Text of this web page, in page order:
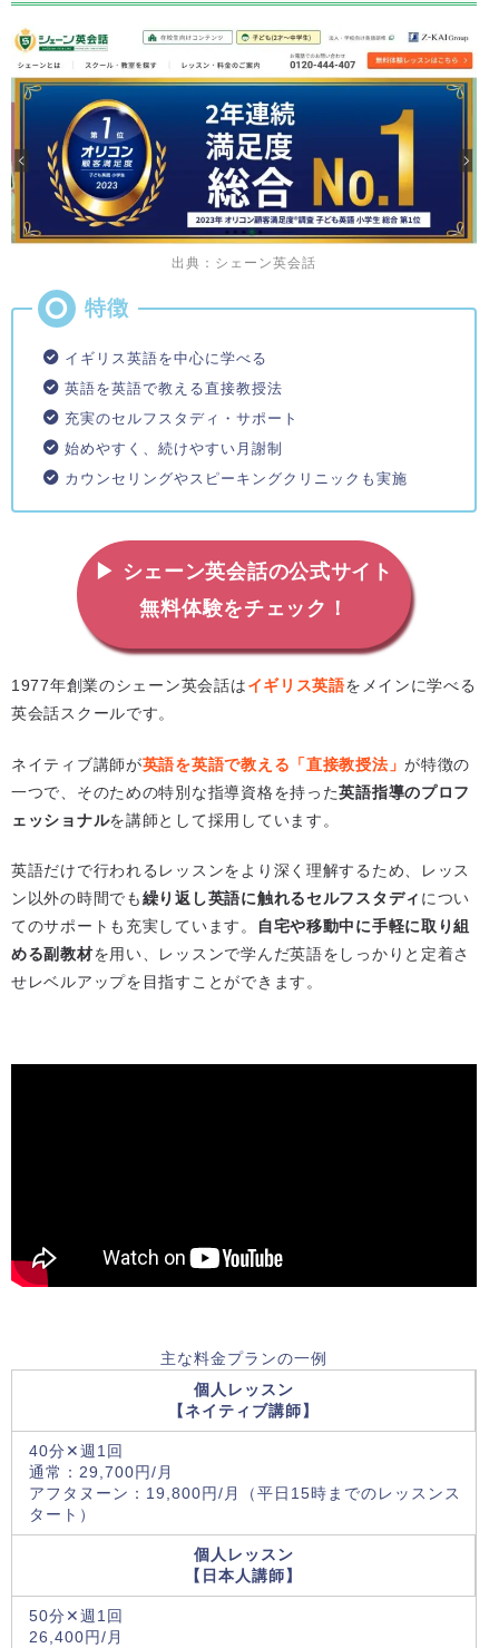
出典：シェーン英会話
イギリス英語を中心に学べる
英語を英語で教える直接教授法
充実のセルフスタディ・サポート
始めやすく、続けやすい月謝制
カウンセリングやスピーキングクリニックも実施
▶ シェーン英会話の公式サイト
無料体験をチェック！
1977年創業のシェーン英会話はイギリス英語をメインに学べる
英会話スクールです。
ネイティブ講師が英語を英語で教える「直接教授法」が特徴の
一つで、そのための特別な指導資格を持った英語指導のプロフ
ェッショナルを講師として採用しています。
英語だけで行われるレッスンをより深く理解するため、レッス
ン以外の時間でも繰り返し英語に触れるセルフスタディ につい
てのサポートも充実しています。
自宅や移動中に手軽に取り組
める副教材を用い、レッスンで学んだ英語をしっかりと定着さ
せレベルアップを目指すことができます。
主な料金プランの一例
個人レッスン
【ネイティブ講師】
40分✕週1回
通常：29,700円/月
アフタヌーン：19,800円/月（平日15時までのレッスンス
タート）
個人レッスン
【日本人講師】
50分✕週1回
26,400円/月